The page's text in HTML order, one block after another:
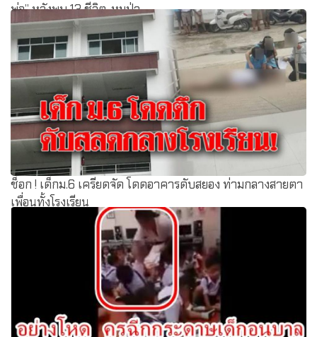
พ่อ” หลังพบ 13 ชีวิต-หมูป่า
ช็อก ! เด็กม.6 เครียดจัด โดดอาคารดับสยอง ท่ามกลางสายตา
เพื่อนทั้งโรงเรียน